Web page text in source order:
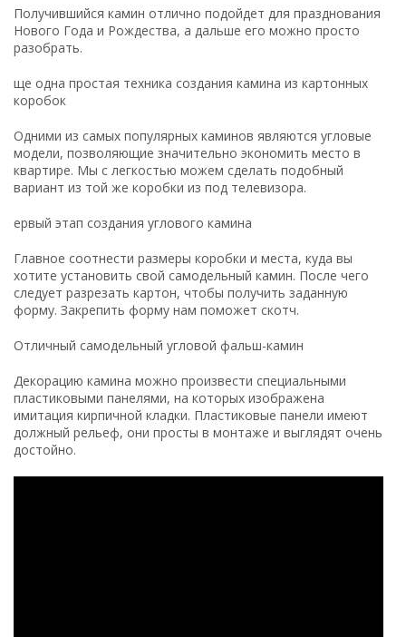
Получившийся камин отлично подойдет для празднования
Нового Года и Рождества, а дальше его можно просто
разобрать.
ще одна простая техника создания камина из картонных
коробок
Одними из самых популярных каминов являются угловые
модели, позволяющие значительно экономить место в
квартире. Мы с легкостью можем сделать подобный
вариант из той же коробки из под телевизора.
ервый этап создания углового камина
Главное соотнести размеры коробки и места, куда вы
хотите установить свой самодельный камин. После чего
следует разрезать картон, чтобы получить заданную
форму. Закрепить форму нам поможет скотч.
Отличный самодельный угловой фальш-камин
Декорацию камина можно произвести специальными
пластиковыми панелями, на которых изображена
имитация кирпичной кладки. Пластиковые панели имеют
должный рельеф, они просты в монтаже и выглядят очень
достойно.